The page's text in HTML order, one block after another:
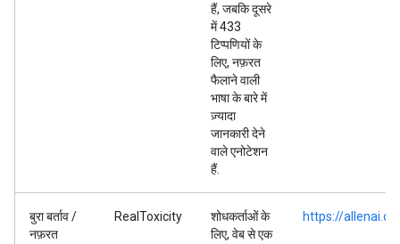
हैं, जबकि दूसरे
में 433
टिप्पणियों के
लिए, नफ़रत
फैलाने वाली
भाषा के बारे में
ज़्यादा
जानकारी देने
वाले एनोटेशन
हैं.
बुरा बर्ताव /
नफ़रत
RealToxicity
शोधकर्ताओं के
लिए, वेब से एक
https://